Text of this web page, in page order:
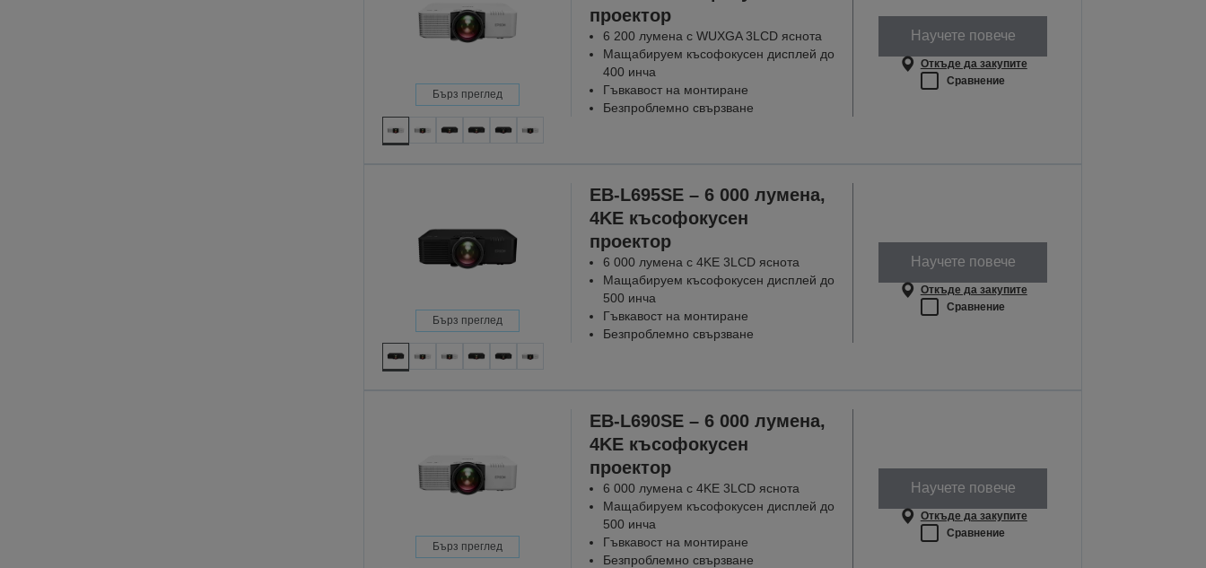
Бърз преглед
проектор
6 200 лумена с WUXGA 3LCD яснота
Мащабируем късофокусен дисплей до
400 инча
Гъвкавост на монтиране
Безпроблемно свързване
Научете повече
Откъде да закупите
Сравнение
Бърз преглед
EB-L695SE – 6 000 лумена,
4KE късофокусен
проектор
6 000 лумена с 4KE 3LCD яснота
Мащабируем късофокусен дисплей до
500 инча
Гъвкавост на монтиране
Безпроблемно свързване
Научете повече
Откъде да закупите
Сравнение
Бърз преглед
EB-L690SE – 6 000 лумена,
4KE късофокусен
проектор
6 000 лумена с 4KE 3LCD яснота
Мащабируем късофокусен дисплей до
500 инча
Гъвкавост на монтиране
Безпроблемно свързване
Научете повече
Откъде да закупите
Сравнение